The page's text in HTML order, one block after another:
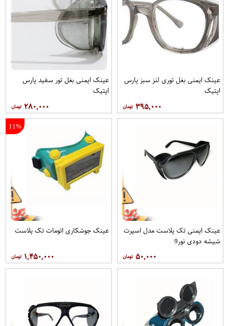
عينک ایمنی بغل توری لنز سبز پارس
اپتیک
۳۹۵,۰۰۰
عينک ایمنی بغل تور سفيد پارس
اپتيک
۲۸۰,۰۰۰
عینک ایمنی تک پلاست مدل اسپرت
شیشه دودی نور9
۵۰,۰۰۰
11%
عینک جوشکاری اتومات تک پلاست
۱,۴۵۰,۰۰۰